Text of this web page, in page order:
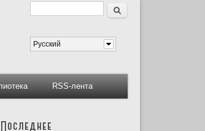
Форма поиска
Поиск
Русский
RSS-лента
Последнее